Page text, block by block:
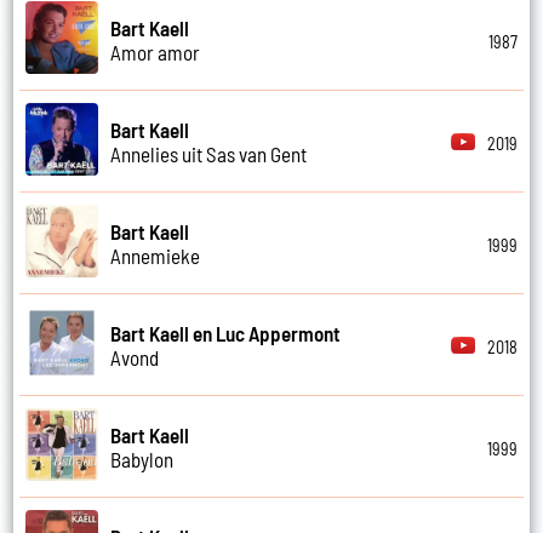
Bart Kaell
Amor amor
1987
Bart Kaell
Annelies uit Sas van Gent
2019
Bart Kaell
Annemieke
1999
Bart Kaell en Luc Appermont
Avond
2018
Bart Kaell
Babylon
1999